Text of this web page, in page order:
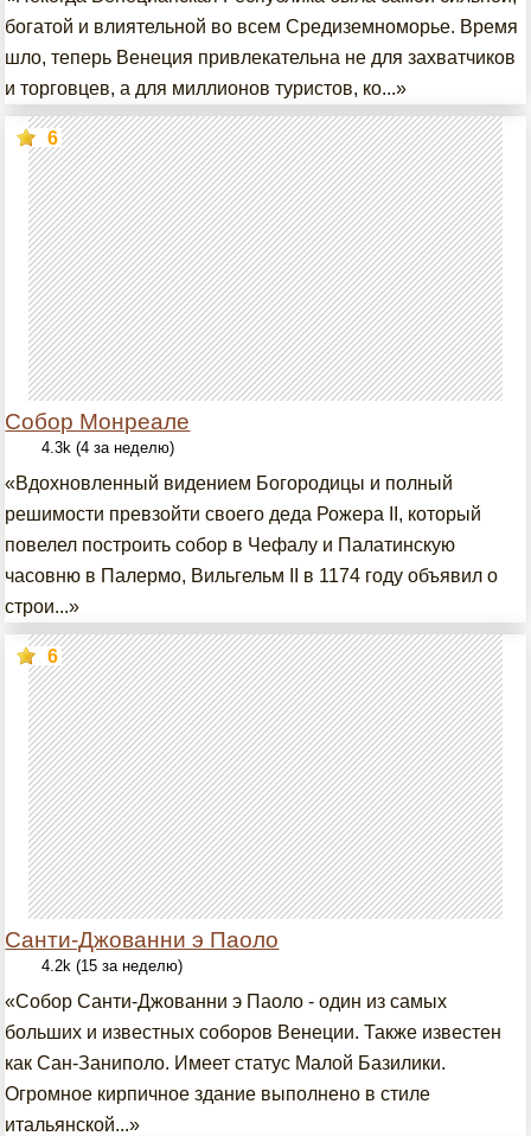
богатой и влиятельной во всем Средиземноморье. Время
шло, теперь Венеция привлекательна не для захватчиков
и торговцев, а для миллионов туристов, ко...»
Собор Монреале
6
4.3k (4 за неделю)
«Вдохновленный видением Богородицы и полный
решимости превзойти своего деда Рожера II, который
повелел построить собор в Чефалу и Палатинскую
часовню в Палермо, Вильгельм II в 1174 году объявил о
строи...»
Санти-Джованни э Паоло
6
4.2k (15 за неделю)
«Собор Санти-Джованни э Паоло - один из самых
больших и известных соборов Венеции. Также известен
как Сан-Заниполо. Имеет статус Малой Базилики.
Огромное кирпичное здание выполнено в стиле
итальянской...»